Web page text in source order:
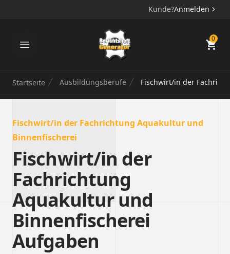
Kunde?Anmelden
Berichtsheft Generator 0
Startseite Ausbildungsberufe Fischwirt/in der
Fischwirt/in der Fachrichtung Aquakultur und
Binnenfischerei
Fischwirt/in der
Fachrichtung
Aquakultur und
Binnenfischerei
Aufgaben